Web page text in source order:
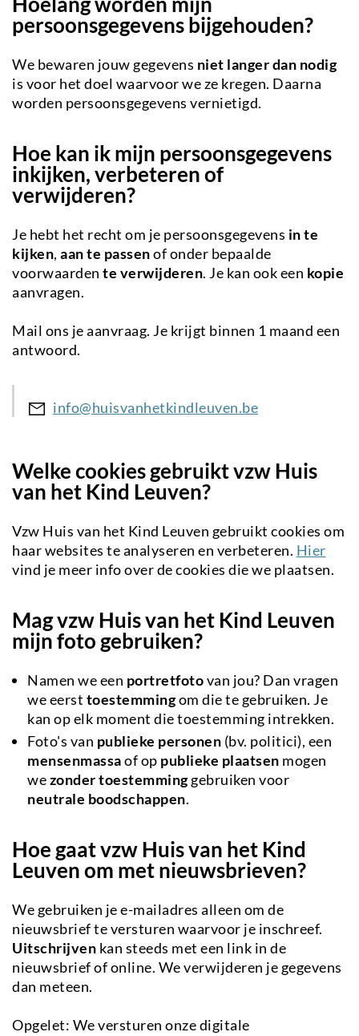
persoonsgegevens bijgehouden?
We bewaren jouw gegevens niet langer dan nodig
is voor het doel waarvoor we ze kregen. Daarna
worden persoonsgegevens vernietigd.
Hoe kan ik mijn persoonsgegevens
inkijken, verbeteren of
verwijderen?
Je hebt het recht om je persoonsgegevens in te
kijken, aan te passenof onder bepaalde
voorwaarden te verwijderen. Je kan ook een kopie
aanvragen.
Mail ons je aanvraag. Je krijgt binnen 1 maand een
antwoord.
info@huisvanhetkindleuven.be
Welke cookies gebruikt vzw Huis
van het Kind Leuven?
Vzw Huis van het Kind Leuven gebruikt cookies om
haar websites te analyseren en verbeteren. Hier
vind je meer info over de cookies die we plaatsen.
Mag vzw Huis van het Kind Leuven
mijn foto gebruiken?
Namen we een portretfotovan jou? Dan vragen
we eerst toestemmingom die te gebruiken. Je
kan op elk moment die toestemming intrekken.
Foto's van publieke personen (bv. politici), een
mensenmassaof op publieke plaatsen mogen
wezonder toestemminggebruiken voor
neutrale boodschappen.
Hoe gaat vzw Huis van het Kind
Leuven om met nieuwsbrieven?
We gebruiken je e-mailadres alleen om de
nieuwsbrief te versturen waarvoor je inschreef.
Uitschrijven kan steeds met een link in de
nieuwsbrief of online. We verwijderen je gegevens
dan meteen.
Opgelet: We versturen onze digitale